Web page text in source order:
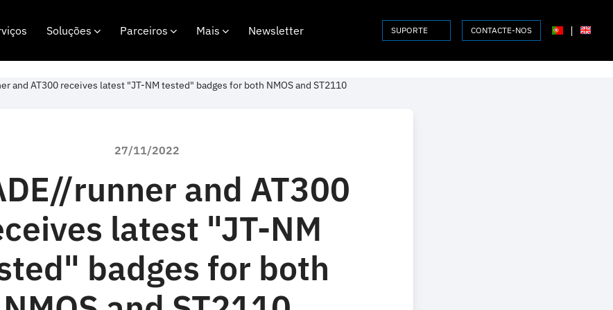
Soluções Parceiros Mais Newsletter SUPORTE CONTACTE-NOS |
and AT300 receives latest "JT-NM tested" badges for both NMOS and ST2110
27/11/2022
runner and AT300
latest "JT-NM
badges for both